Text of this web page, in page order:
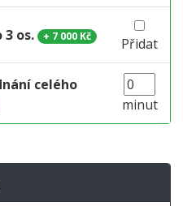
os. + 7 000 Kč Přidat
celého
minut